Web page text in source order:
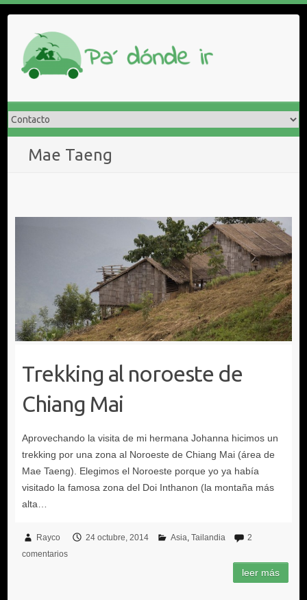
contenido
Mae Taeng
Trekking al noroeste de
Chiang Mai
Rayco 24 octubre, 2014 Asia Tailandia
2
comentarios